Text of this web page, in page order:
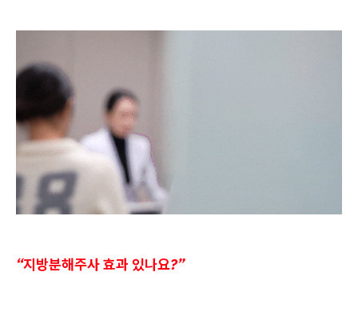
“지방분해주사 효과 있나요?”